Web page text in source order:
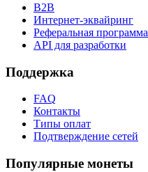
B2B
Интернет-эквайринг
Реферальная программа
API для разработки
Поддержка
FAQ
Контакты
Типы оплат
Подтверждение сетей
Популярные монеты